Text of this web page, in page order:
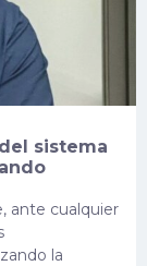
sistema
ante cualquier
la